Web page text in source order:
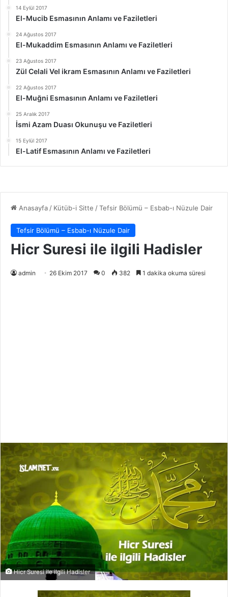
14 Eylül 2017
El-Mucib Esmasının Anlamı ve Faziletleri
24 Ağustos 2017
El-Mukaddim Esmasının Anlamı ve Faziletleri
23 Ağustos 2017
Zül Celali Vel ikram Esmasının Anlamı ve Faziletleri
22 Ağustos 2017
El-Muğni Esmasının Anlamı ve Faziletleri
25 Aralık 2017
İsmi Azam Duası Okunuşu ve Faziletleri
15 Eylül 2017
El-Latif Esmasının Anlamı ve Faziletleri